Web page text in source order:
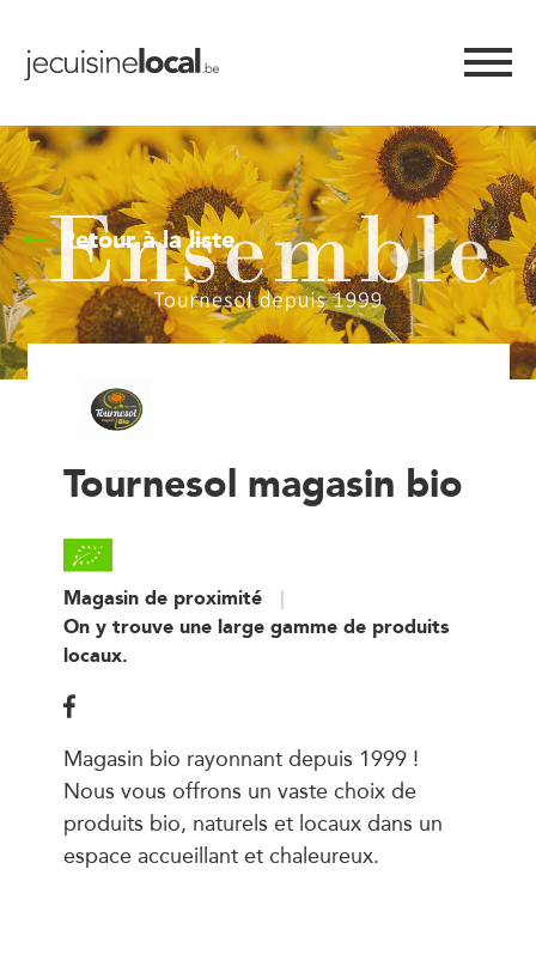
Retour à la liste
Tournesol magasin bio
Magasin de proximité
On y trouve une large gamme de produits
locaux.
Magasin bio rayonnant depuis 1999 !
Nous vous offrons un vaste choix de
produits bio, naturels et locaux dans un
espace accueillant et chaleureux.